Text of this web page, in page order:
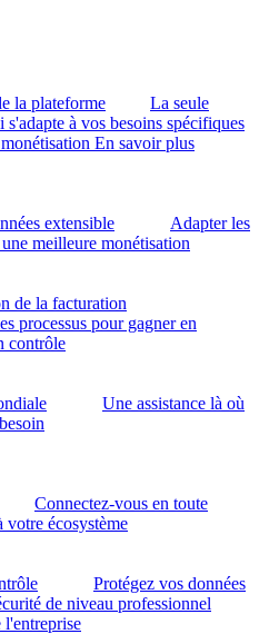
la plateforme
La seule
s'adapte à vos besoins spécifiques
En savoir plus
extensible
Adapter les
meilleure monétisation
de la facturation
processus pour gagner en
contrôle
Une assistance là où
Connectez-vous en toute
votre écosystème
Protégez vos données
de niveau professionnel